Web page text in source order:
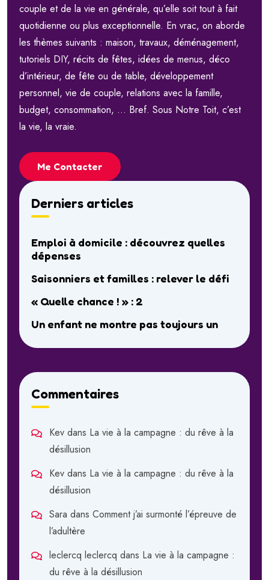
couple et de la vie en générale, qu’elle soit tout à fait
quotidienne ou plus exceptionnelle. En vrac, on aborde
les thèmes suivants : maison, travaux, déménagement,
tutoriels DIY, récits de fêtes, idées de menus, déco
d’intérieur, de fête ou de table, développement
personnel, vie de couple, relations avec la famille,
budget, consommation, … Bref. Sous Notre Toit, c’est
la vie, la vraie.
Me Contacter
Derniers articles
Emploi à domicile : découvrez quelles
dépenses
Saisonniers et familles : relever le défi
« Quelle chance ! » : 2
Un enfant ne montre pas toujours un
Commentaires
Kev dans La vie à la campagne : du rêve à la
désillusion
Kev dans La vie à la campagne : du rêve à la
désillusion
Sara dans Comment j’ai surmonté l’épreuve de
l’adultère
leclercq leclercq dans La vie à la campagne :
du rêve à la désillusion